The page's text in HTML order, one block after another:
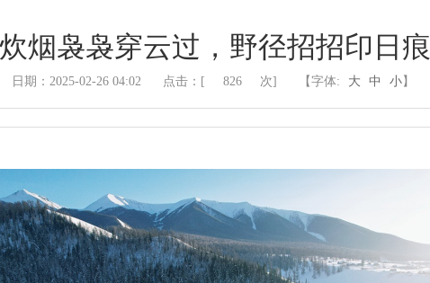
炊烟袅袅穿云过，野径招招印日痕
日期：2025-02-26 04:02 点击：[ 826 次] 【字体: 大 中 小】